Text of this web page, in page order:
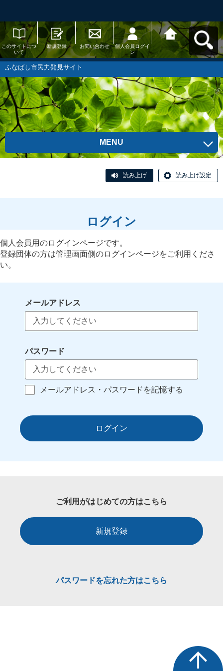
このサイトにつ
いて
新規登録 お問い合わせ
個人会員ログイ
ン
ふなばし市民力
発見サイトへ戻
る
ふなばし市民力発見サイト
MENU
読み上げ 読み上げ設定
ログイン
個人会員用のログインページです。
登録団体の方は管理画面側のログインページをご利用くださ
い。
メールアドレス
パスワード
メールアドレス・パスワードを記憶する
ログイン
ご利用がはじめての方はこちら
新規登録
パスワードを忘れた方はこちら